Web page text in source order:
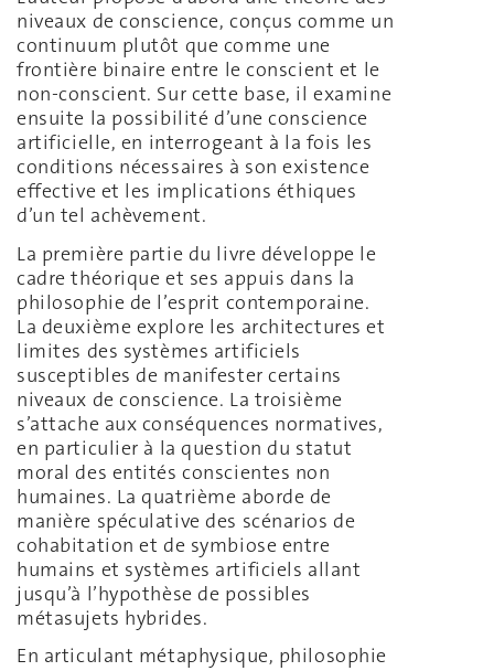
niveaux de conscience, conçus comme un
continuum plutôt que comme une
frontière binaire entre le conscient et le
non-conscient. Sur cette base, il examine
ensuite la possibilité d’une conscience
artificielle, en interrogeant à la fois les
conditions nécessaires à son existence
effective et les implications éthiques
d’un tel achèvement.
La première partie du livre développe le
cadre théorique et ses appuis dans la
philosophie de l’esprit contemporaine.
La deuxième explore les architectures et
limites des systèmes artificiels
susceptibles de manifester certains
niveaux de conscience. La troisième
s’attache aux conséquences normatives,
en particulier à la question du statut
moral des entités conscientes non
humaines. La quatrième aborde de
manière spéculative des scénarios de
cohabitation et de symbiose entre
humains et systèmes artificiels allant
jusqu’à l’hypothèse de possibles
métasujets hybrides.
En articulant métaphysique, philosophie